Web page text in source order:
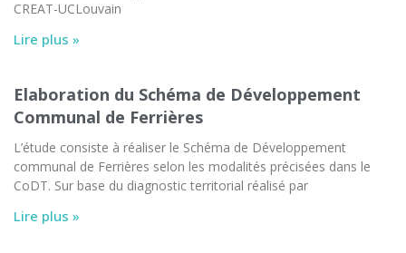
CREAT-UCLouvain
Lire plus »
Elaboration du Schéma de Développement
Communal de Ferrières
L’étude consiste à réaliser le Schéma de Développement
communal de Ferrières selon les modalités précisées dans le
CoDT. Sur base du diagnostic territorial réalisé par
Lire plus »